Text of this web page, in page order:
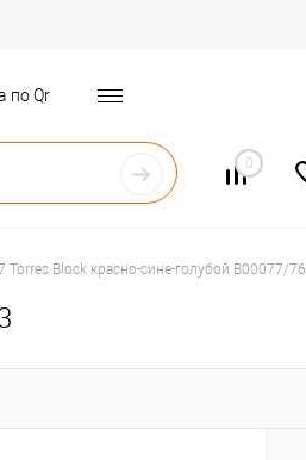
по Qr
0
Block красно-сине-голубой B00077/